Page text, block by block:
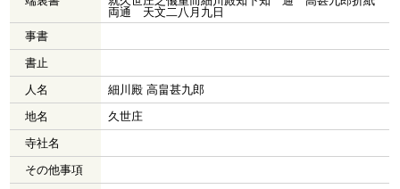
両通 天文二八月九日
事書
書止
人名
細川殿 高畠甚九郎
地名
久世庄
寺社名
その他事項